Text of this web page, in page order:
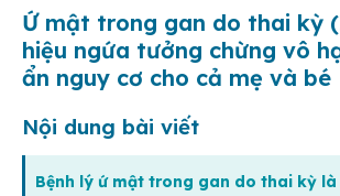
Thuận Mỹ
Ứ mật trong gan do thai kỳ
hiệu ngứa tưởng chừng vô
ẩn nguy cơ cho cả mẹ và bé
Nội dung bài viết
Bệnh lý ứ mật trong gan do thai kỳ là